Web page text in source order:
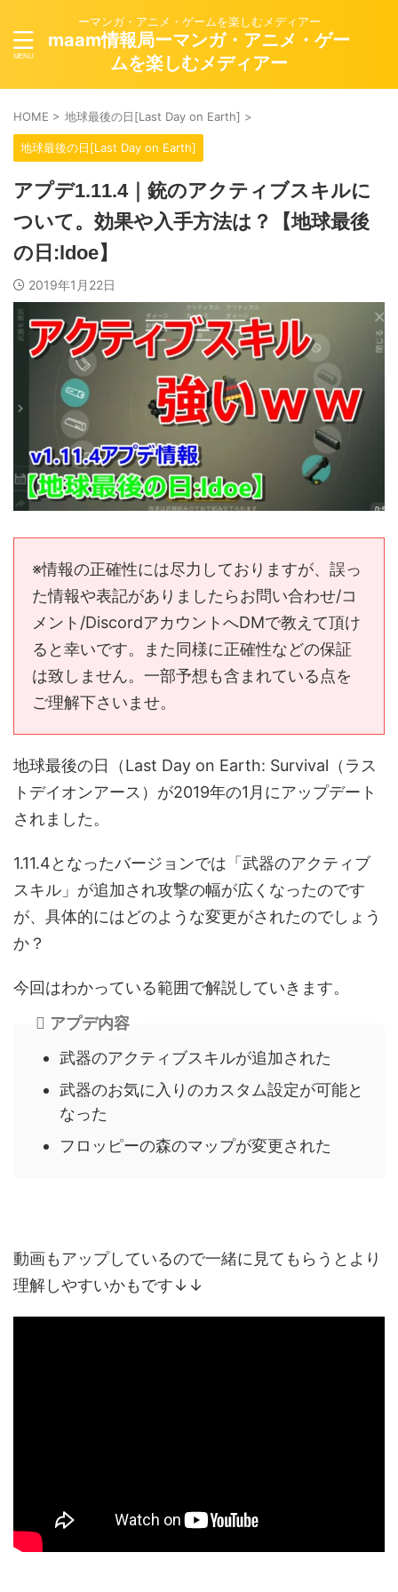
ーマンガ・アニメ・ゲームを楽しむメディアー
maam情報局ーマンガ・アニメ・ゲー
ムを楽しむメディアー
HOME > 地球最後の日[Last Day on Earth] >
地球最後の日[Last Day on Earth]
アプデ1.11.4｜銃のアクティブスキルに
ついて。効果や入手方法は？【地球最後
の日:ldoe】
2019年1月22日
※情報の正確性には尽力しておりますが、誤っ
た情報や表記がありましたらお問い合わせ/コ
メント/DiscordアカウントへDMで教えて頂け
ると幸いです。また同様に正確性などの保証
は致しません。一部予想も含まれている点を
ご理解下さいませ。
地球最後の日（Last Day on Earth: Survival（ラス
トデイオンアース）が2019年の1月にアップデート
されました。
1.11.4となったバージョンでは「武器のアクティブ
スキル」が追加され攻撃の幅が広くなったのです
が、具体的にはどのような変更がされたのでしょう
か？
今回はわかっている範囲で解説していきます。
アプデ内容
武器のアクティブスキルが追加された
武器のお気に入りのカスタム設定が可能と
なった
フロッピーの森のマップが変更された
動画もアップしているので一緒に見てもらうとより
理解しやすいかもです↓↓